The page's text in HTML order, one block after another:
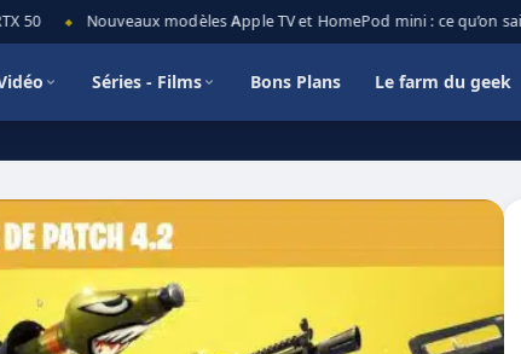
50 Nouveaux modèles Apple TV et HomePod mini : ce qu’on sait
Séries - Films Bons Plans Le farm du geek